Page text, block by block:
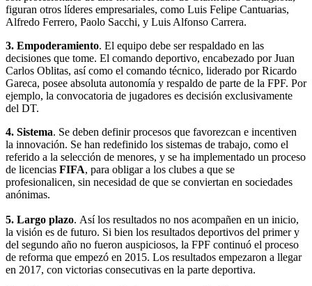
figuran otros líderes empresariales, como Luis Felipe Cantuarias,
Alfredo Ferrero, Paolo Sacchi, y Luis Alfonso Carrera.
3. Empoderamiento. El equipo debe ser respaldado en las
decisiones que tome. El comando deportivo, encabezado por Juan
Carlos Oblitas, así como el comando técnico, liderado por Ricardo
Gareca, posee absoluta autonomía y respaldo de parte de la FPF. Por
ejemplo, la convocatoria de jugadores es decisión exclusivamente
del DT.
4. Sistema. Se deben definir procesos que favorezcan e incentiven
la innovación. Se han redefinido los sistemas de trabajo, como el
referido a la selección de menores, y se ha implementado un proceso
de licencias FIFA, para obligar a los clubes a que se
profesionalicen, sin necesidad de que se conviertan en sociedades
anónimas.
5. Largo plazo. Así los resultados no nos acompañen en un inicio,
la visión es de futuro. Si bien los resultados deportivos del primer y
del segundo año no fueron auspiciosos, la FPF continuó el proceso
de reforma que empezó en 2015. Los resultados empezaron a llegar
en 2017, con victorias consecutivas en la parte deportiva.